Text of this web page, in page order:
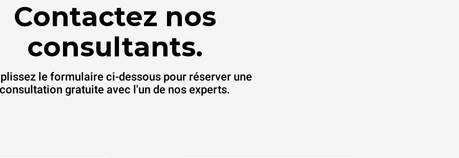
Contactez nos
consultants.
le formulaire ci-dessous pour réserver une
consultation gratuite avec l'un de nos experts.